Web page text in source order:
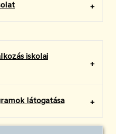
iskolai
látogatása